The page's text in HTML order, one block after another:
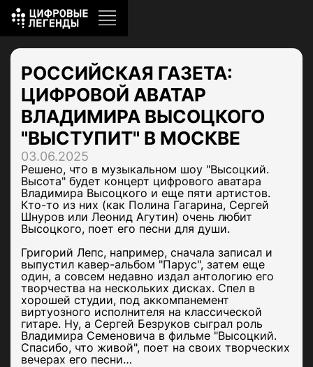
РОССИЙСКАЯ ГАЗЕТА:
ЦИФРОВОЙ АВАТАР
ВЛАДИМИРА ВЫСОЦКОГО
"ВЫСТУПИТ" В МОСКВЕ
03.06.2025
Решено, что в музыкальном шоу "Высоцкий.
Высота" будет концерт цифрового аватара
Владимира Высоцкого и еще пяти артистов.
Кто-то из них (как Полина Гагарина, Сергей
Шнуров или Леонид Агутин) очень любит
Высоцкого, поет его песни для души.
Григорий Лепс, например, сначала записал и
выпустил кавер-альбом "Парус", затем еще
один, а совсем недавно издал антологию его
творчества на нескольких дисках. Спел в
хорошей студии, под аккомпанемент
виртуозного исполнителя на классической
гитаре. Ну, а Сергей Безруков сыграл роль
Владимира Семеновича в фильме "Высоцкий.
Спасибо, что живой", поет на своих творческих
вечерах его песни…